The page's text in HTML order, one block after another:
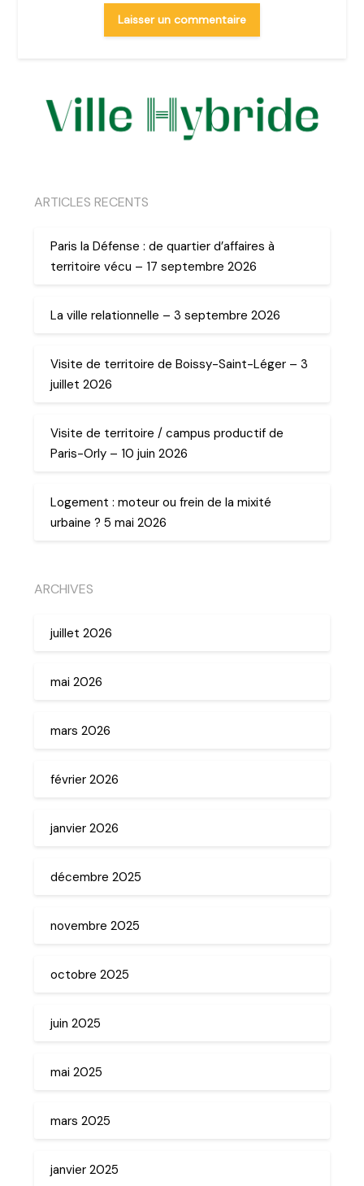
ARTICLES RECENTS
Paris la Défense : de quartier d’affaires à
territoire vécu – 17 septembre 2026
La ville relationnelle – 3 septembre 2026
Visite de territoire de Boissy-Saint-Léger – 3
juillet 2026
Visite de territoire / campus productif de
Paris-Orly – 10 juin 2026
Logement : moteur ou frein de la mixité
urbaine ? 5 mai 2026
ARCHIVES
juillet 2026
mai 2026
mars 2026
février 2026
janvier 2026
décembre 2025
novembre 2025
octobre 2025
juin 2025
mai 2025
mars 2025
janvier 2025